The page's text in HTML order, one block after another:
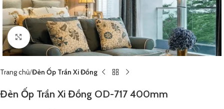
Click to enlarge
Trang chủ Đèn Ốp Trần Xi Đồng
Đèn Ốp Trần Xi Đồng OD-717 400mm